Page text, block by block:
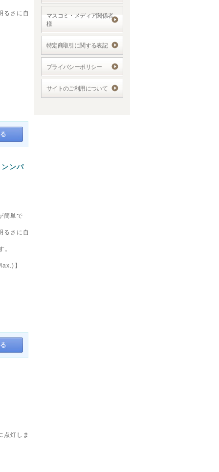
るさに自
ンパ
簡単で
るさに自
。
】
点灯しま
マスコミ・メディア関係者
様
特定商取引に関する表記
プライバシーポリシー
サイトのご利用について